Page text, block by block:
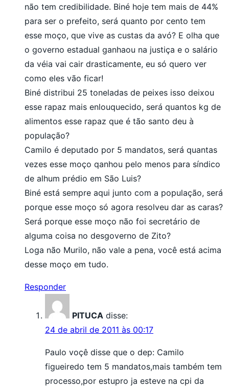
não tem credibilidade. Biné hoje tem mais de 44%
para ser o prefeito, será quanto por cento tem
esse moço, que vive as custas da avó? E olha que
o governo estadual ganhaou na justiça e o salário
da véia vai cair drasticamente, eu só quero ver
como eles vão ficar!
Biné distribui 25 toneladas de peixes isso deixou
esse rapaz mais enlouquecido, será quantos kg de
alimentos esse rapaz que é tão santo deu à
população?
Camilo é deputado por 5 mandatos, será quantas
vezes esse moço qanhou pelo menos para síndico
de alhum prédio em São Luis?
Biné está sempre aqui junto com a população, será
porque esse moço só agora resolveu dar as caras?
Será porque esse moço não foi secretário de
alguma coisa no desgoverno de Zito?
Loga não Murilo, não vale a pena, você está acima
desse moço em tudo.
Responder
PITUCA disse:
24 de abril de 2011 às 00:17
Paulo voçê disse que o dep: Camilo
figueiredo tem 5 mandatos,mais também tem
processo,por estupro ja esteve na cpi da